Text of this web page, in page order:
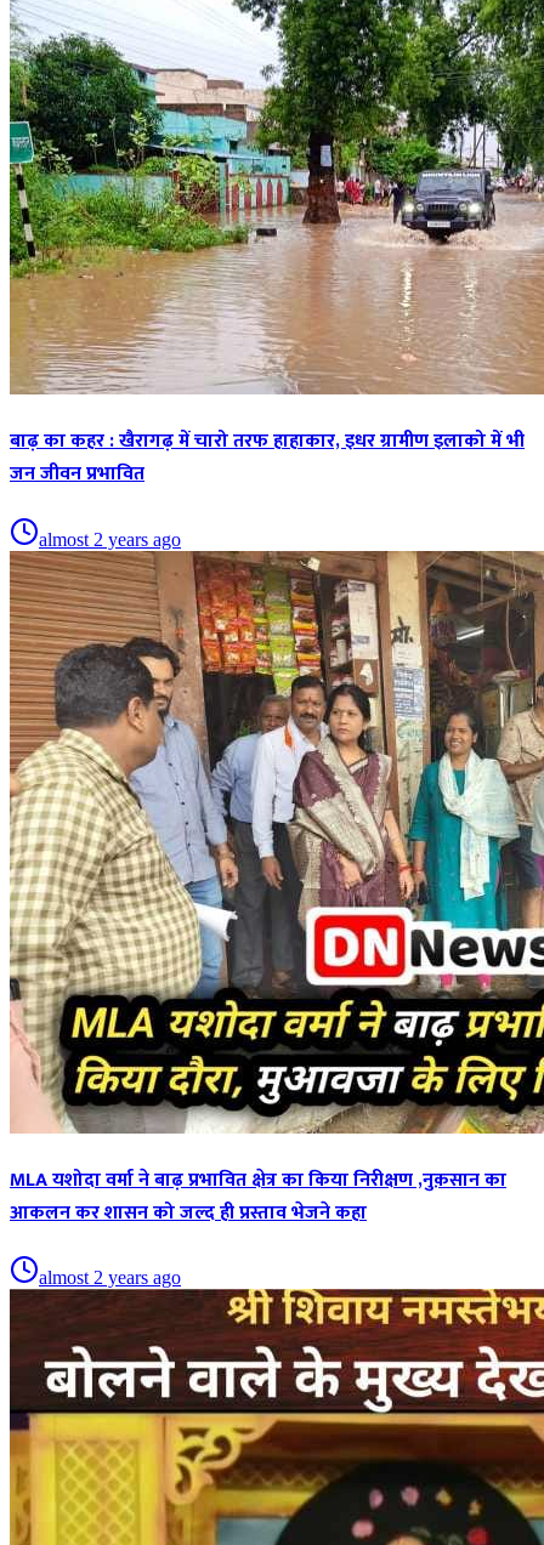
बाढ़ का कहर : खैरागढ़ में चारो तरफ हाहाकार, इधर ग्रामीण इलाको में भी
जन जीवन प्रभावित
almost 2 years ago
MLA यशोदा वर्मा ने बाढ़ प्रभावित क्षेत्र का किया निरीक्षण ,नुक़सान का
आकलन कर शासन को जल्द ही प्रस्ताव भेजने कहा
almost 2 years ago